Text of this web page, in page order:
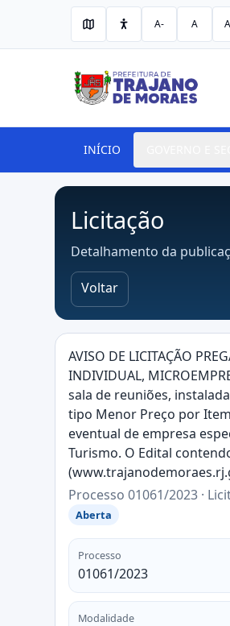
A- A
INÍCIO
Licitação
Detalhamento da
Voltar
AVISO DE LICITAÇÃO
INDIVIDUAL,
sala de reuniões,
tipo Menor Preço por
eventual de empresa
Turismo. O Edital
Processo 01061/2023 ·
Aberta
Processo
01061/2023
Modalidade